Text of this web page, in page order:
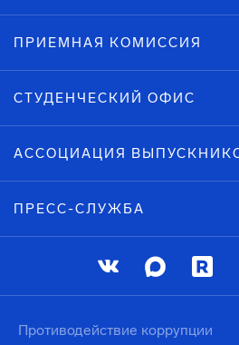
ПРИЕМНАЯ КОМИССИЯ
СТУДЕНЧЕСКИЙ ОФИС
АССОЦИАЦИЯ
ПРЕСС-СЛУЖБА
Противодействие коррупции